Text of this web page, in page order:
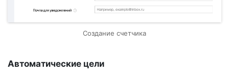
Создание счетчика
Автоматические цели